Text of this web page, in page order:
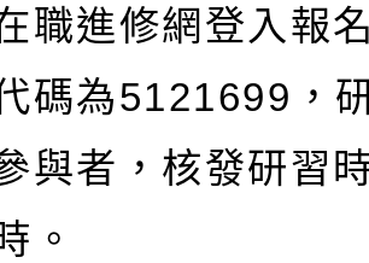
職進修網登入報
碼為5121699，
與者，核發研習
。